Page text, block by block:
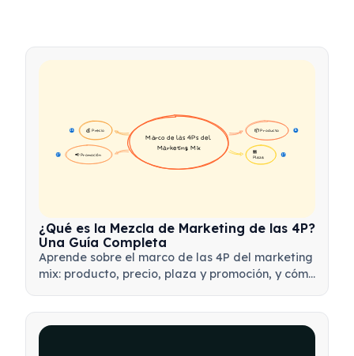
📦 Producto 16
💰 Precio
16
🏪
Plaza
17
📢 Promoción
17
Marco de las 4Ps del
Marketing Mix
¿Qué es la Mezcla de Marketing de las 4P?
Una Guía Completa
Aprende sobre el marco de las 4P del marketing
mix: producto, precio, plaza y promoción, y cómo